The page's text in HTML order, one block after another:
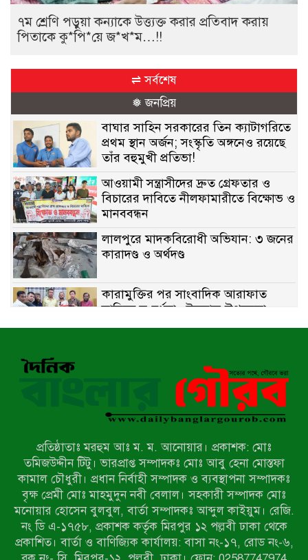
৭ম শ্রেণি পড়ুয়া কন্যাকে উত্ত্যক্ত করার প্রতিবাদ করায়
পিতাকে কু*পি*য়ে জ*খ*ম…!!
⇌ সর্বশেষ
❅ জনপ্রিয়
বাঘার সাহিন সরকারের তিন ক্যাটাগরিতে
প্রথম স্থান অর্জন; সংস্কৃতি অঙ্গনেও রয়েছে
তাঁর বহুমুখী প্রতিভা!
আওয়ামী সন্ত্রাসীদের দ্রুত গ্রেফতার ও
বিচারের দাবিতে নীলফামারীতে বিক্ষোভ ও
মানববন্ধন
লালপুরে মাদকবিরোধী অভিযান: ৩ জনের
কারাদণ্ড ও অর্থদণ্ড
কারামুক্তির পর সাংবাদিক আরাফাত
সানিকে সংবর্ধনা, টেকনাফ উপজেলা
প্রেসক্লাবের ফুলেল শুভেচ্ছা
মিয়ানমারের সীমান্তে স্থলমাইন বিস্ফোরণ:
উখিয়ার এক যুবকের পা বিচ্ছিন্ন
৭ম শ্রেণি পড়ুয়া কন্যাকে উত্ত্যক্ত করার
প্রতিবাদ করায় পিতাকে কু*পি*য়ে
জ*খ*ম…!!
জুলাই গণঅভ্যুত্থান দিবস-২০২৬ উপলক্ষে
নীলফামারীতে শহিদদের স্মরণে দোয়া
মাহফিল ও আলোচনা সভা অনুষ্ঠিত
প্রতিষ্ঠাতাঃ মরহুম আঃ ম. ম. আনোয়ার। প্রকাশক: মোঃ
তমিজউদ্দীন টিটু। ভারপ্রাপ্ত সম্পাদকঃ মোঃ আবু হেনা মোস্তফা
কামাল চৌধুরী। প্রধান নির্বাহী সম্পাদক ও ব্যবস্থাপনা সম্পাদকঃ
বৃক্ষ প্রেমী মোঃ মাহমুদুন নবী বেলাল। সহকারী সম্পাদক মোঃ
মনোয়ার হোসেন বুলবুল, বার্তা সম্পাদকঃ আব্দুল কাইয়ুম। রেজি.
নং ডি এ-১৭৫৮, প্রকাশক কর্তৃক মিরপুর ১২ পল্লবী ঢাকা থেকে
প্রকাশিত। বার্তা ও বাণিজ্যিক কার্যালয়: বাসা নং-১৭, রোড নং-৬,